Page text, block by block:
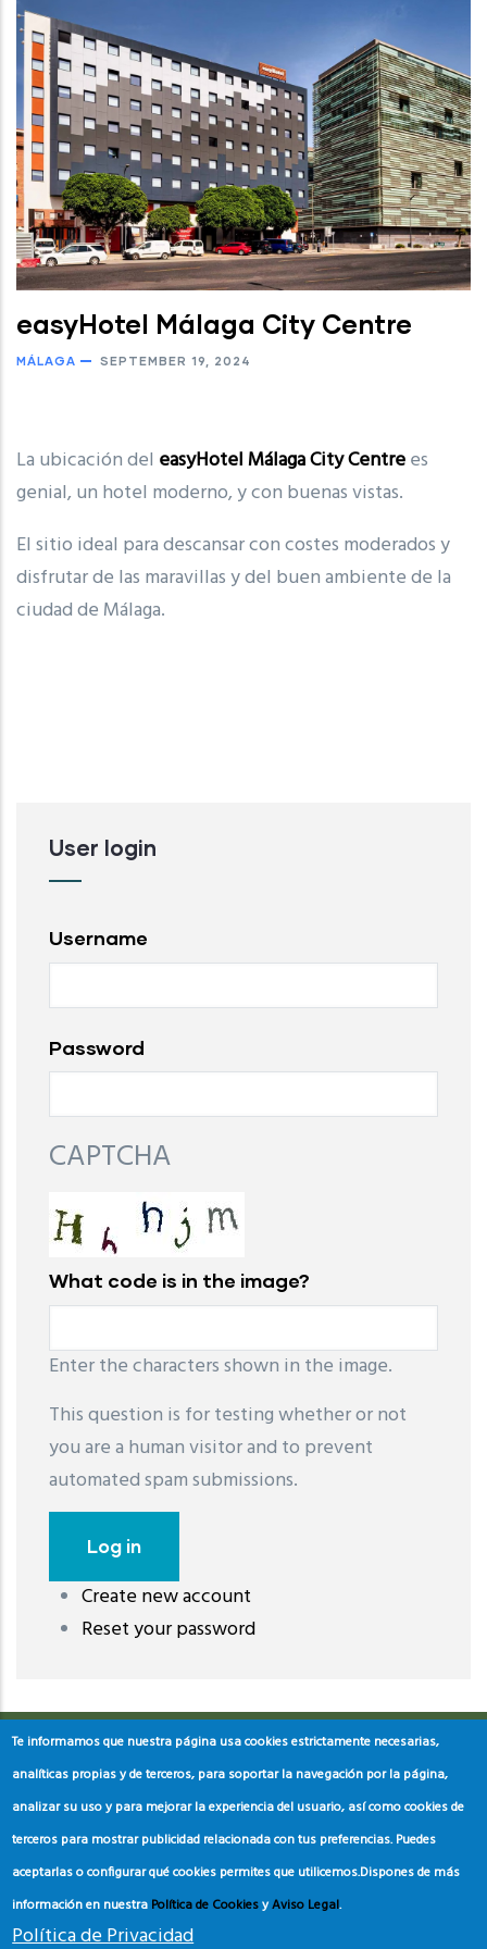
easyHotel Málaga City Centre
MÁLAGA SEPTEMBER 19, 2024
La ubicación del easyHotel Málaga City Centrees
genial, un hotel moderno, y con buenas vistas.
El sitio ideal para descansar con costes moderados y
disfrutar de las maravillas y del buen ambiente de la
ciudad de Málaga.
User login
Username
Password
CAPTCHA
What code is in the image?
Enter the characters shown in the image.
This question is for testing whether or not
you are a human visitor and to prevent
automated spam submissions.
Create new account
Reset your password
레딧 다운로드coloring pages printable
download
Te informamos que nuestra página usa cookies estrictamente necesarias,
analíticas propias y de terceros, para soportar la navegación por la página,
analizar su uso y para mejorar la experiencia del usuario, así como cookies de
terceros para mostrar publicidad relacionada con tus preferencias. Puedes
aceptarlas o configurar qué cookies permites que utilicemos.Dispones de más
información en nuestra Política de CookiesyAviso Legal.
Política de Privacidad